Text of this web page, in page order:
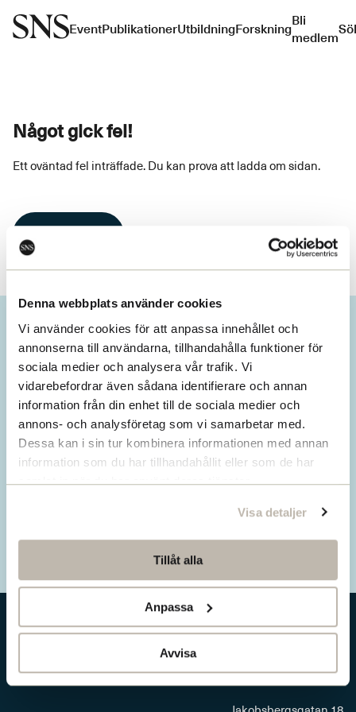
Denna webbplats använder cookies
Vi använder cookies för att anpassa innehållet och
annonserna till användarna, tillhandahålla funktioner för
sociala medier och analysera vår trafik. Vi
vidarebefordrar även sådana identifierare och annan
information från din enhet till de sociala medier och
annons- och analysföretag som vi samarbetar med.
Dessa kan i sin tur kombinera informationen med annan
information som du har tillhandahållit eller som de har
samlat in när du har använt deras tjänster.
Visa detaljer
Tillåt alla
Anpassa
Avvisa
EventPublikationerUtbildningForskningBli
medlem
Något gick fel!
Ett oväntad fel inträffade. Du kan prova att ladda om sidan.
Missa inget från SNS.
Prenumerera på vårt nyhetsbrev
Ta del av våra senaste nyheter. Få nya
insikter och håll dig uppdaterad om viktiga
samhällsfrågor.